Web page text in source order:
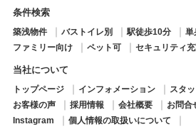
条件検索
築浅物件 バストイレ別 駅徒歩10分 単
ファミリー向け
ペット可 セキュリティ
当社について
トップページ インフォメーション スタ
お客様の声
採用情報 会社概要 お問合
Instagram
個人情報の取扱いについて